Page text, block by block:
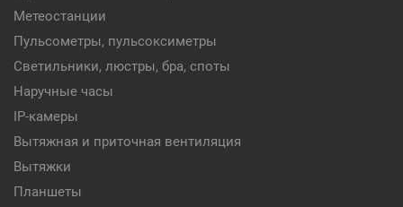
Метеостанции
Пульсометры, пульсоксиметры
Светильники, люстры, бра, споты
Наручные часы
IP-камеры
Вытяжная и приточная вентиляция
Вытяжки
Планшеты